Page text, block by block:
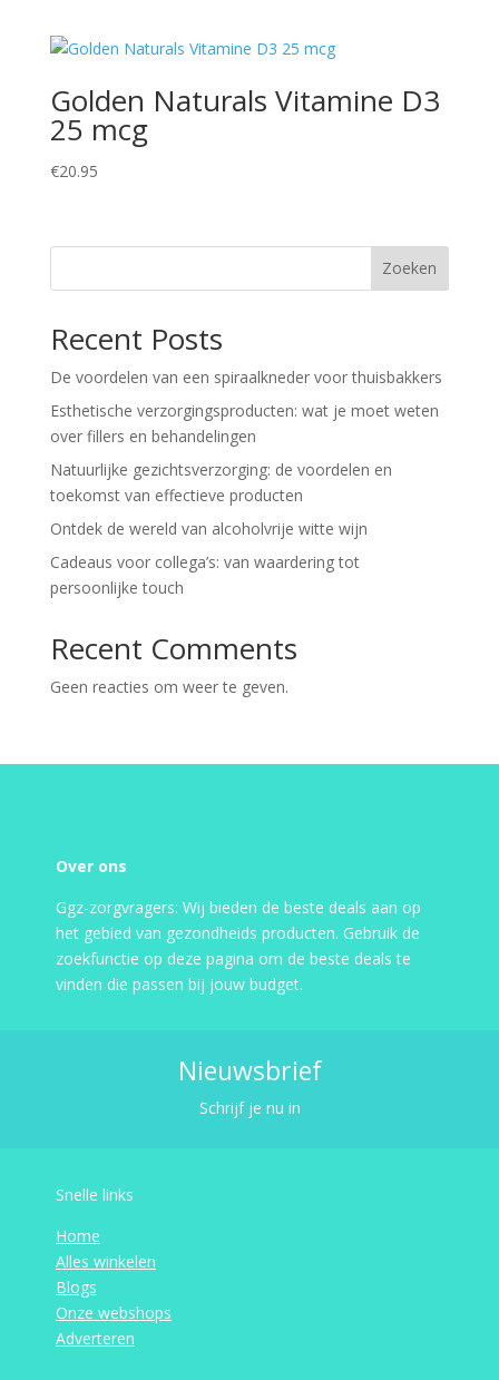
Golden Naturals Vitamine D3
25 mcg
€20.95
Zoeken
Recent Posts
De voordelen van een spiraalkneder voor thuisbakkers
Esthetische verzorgingsproducten: wat je moet weten
over fillers en behandelingen
Natuurlijke gezichtsverzorging: de voordelen en
toekomst van effectieve producten
Ontdek de wereld van alcoholvrije witte wijn
Cadeaus voor collega’s: van waardering tot
persoonlijke touch
Recent Comments
Geen reacties om weer te geven.
Over ons
Ggz-zorgvragers: Wij bieden de beste deals aan op
het gebied van gezondheids producten. Gebruik de
zoekfunctie op deze pagina om de beste deals te
vinden die passen bij jouw budget.
Nieuwsbrief
Schrijf je nu in
Snelle links
Home
Alles winkelen
Blogs
Onze webshops
Adverteren